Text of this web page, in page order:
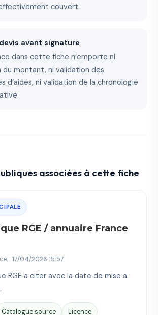
couvert.
avant signature
dans cette fiche n’emporte ni
du montant, ni validation des
d’aides, ni validation de la chronologie
associées à cette fiche
RGE / annuaire France
: 17/04/2026 15:57
RGE a citer avec la date de mise a
Catalogue source Licence